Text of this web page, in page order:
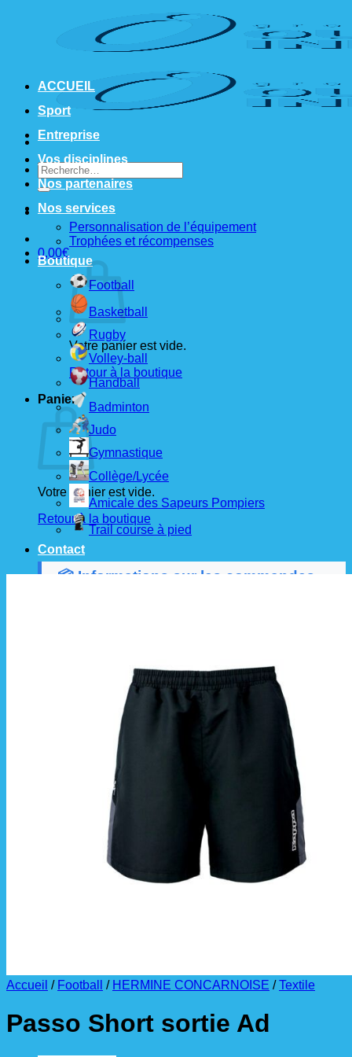
Recherche
pour :
0,00€
Votre panier est vide.
Retour à la boutique
Panier
Votre panier est vide.
Retour à la boutique
📦 Informations sur les commandes
À partir de ces dates, ledélai de livraison est
d'environ 3 semaines
La livraison est effectuée directement au club
La commande est à récupérer auprès du
référent des équipements du club
ACCUEIL
Sport
Entreprise
Vos disciplines
Nos partenaires
Nos services
Personnalisation de l’équipement
Trophées et récompenses
Boutique
Football
Basketball
Rugby
Volley-ball
Handball
Badminton
Judo
Gymnastique
Collège/Lycée
Amicale des Sapeurs Pompiers
Trail course à pied
Contact
Accueil / Football / HERMINE CONCARNOISE / Textile
Passo Short sortie Ad